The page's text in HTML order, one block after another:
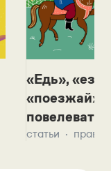
«Едь»,
«поезжай»?
повелевать
статьи